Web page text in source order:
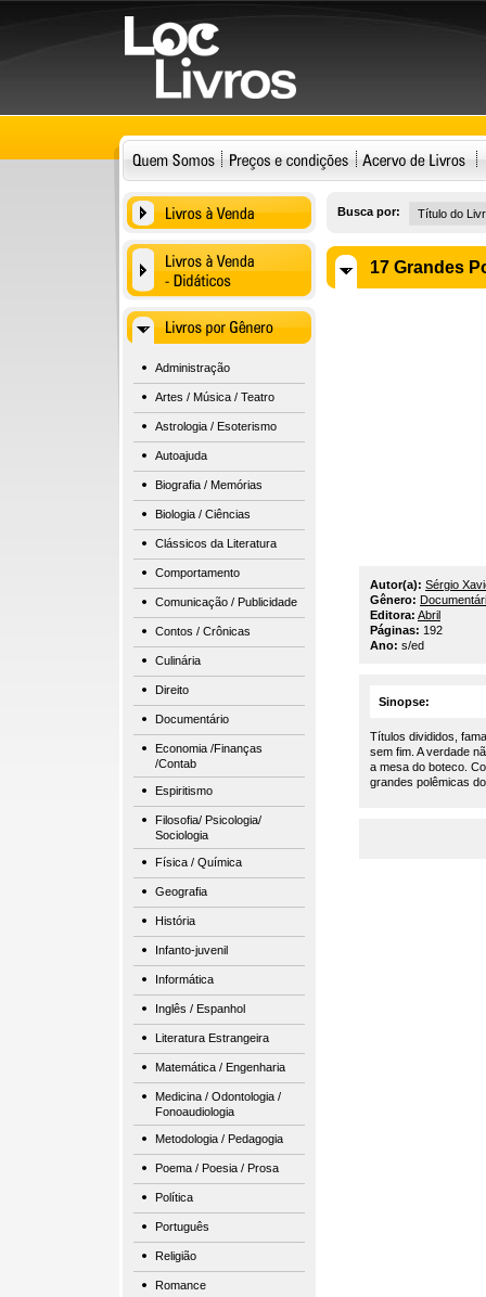
Administração
Artes / Música / Teatro
Astrologia / Esoterismo
Autoajuda
Biografia / Memórias
Biologia / Ciências
Clássicos da Literatura
Comportamento
Comunicação / Publicidade
Contos / Crônicas
Culinária
Direito
Documentário
Economia /Finanças
/Contab
Espiritismo
Filosofia/ Psicologia/
Sociologia
Física / Química
Geografia
História
Infanto-juvenil
Informática
Inglês / Espanhol
Literatura Estrangeira
Matemática / Engenharia
Medicina / Odontologia /
Fonoaudiologia
Metodologia / Pedagogia
Poema / Poesia / Prosa
Política
Português
Religião
Romance
Busca por:
17 Grandes
Autor(a): Sérgio
Gênero:
Editora: Abril
Páginas: 192
Ano: s/ed
Sinopse:
Títulos divididos,
sem fim. A verdade
a mesa do boteco.
grandes polêmicas